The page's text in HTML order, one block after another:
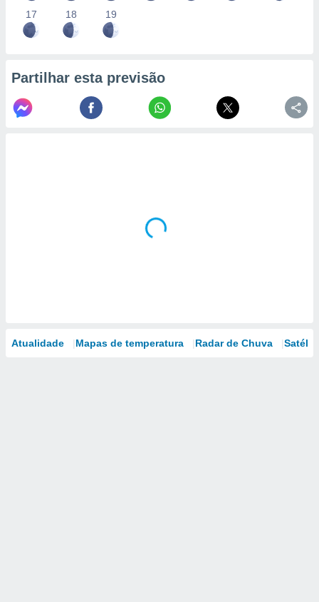
17 18 19
Partilhar esta previsão
Atualidade Mapas de temperatura Radar de Chuva